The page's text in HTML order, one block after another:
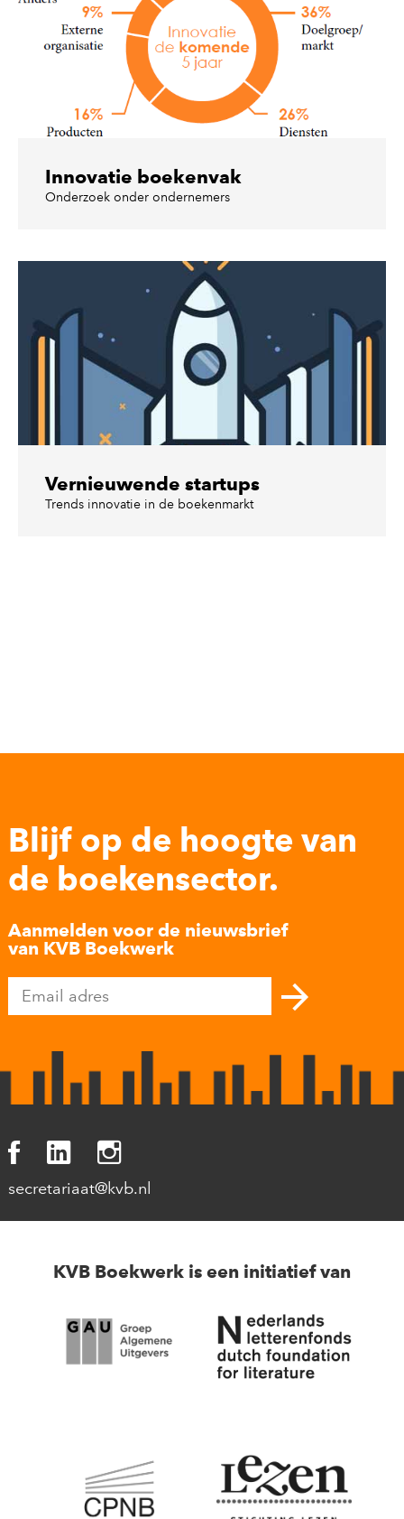
Innovatie boekenvak
Onderzoek onder ondernemers
Vernieuwende startups
Trends innovatie in de boekenmarkt
Blijf op de hoogte van
de boekensector.
Aanmelden voor de nieuwsbrief
van KVB Boekwerk
secretariaat@kvb.nl
KVB Boekwerk is een initiatief van